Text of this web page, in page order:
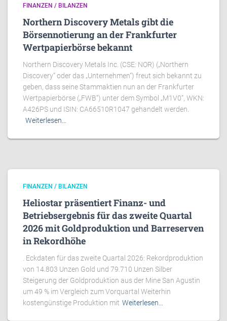
FINANZEN / BILANZEN
Northern Discovery Metals gibt die
Börsennotierung an der Frankfurter
Wertpapierbörse bekannt
Northern Discovery Metals Inc. (CSE: NOR) („Northern
Discovery“ oder das „Unternehmen“) freut sich bekannt zu
geben, dass seine Stammaktien nun an der Frankfurter
Wertpapierbörse („FWB“) unter dem Symbol „M1V0“, WKN:
A426PS und ISIN: CA66510R1047 gehandelt werden.
Weiterlesen…
FINANZEN / BILANZEN
Heliostar präsentiert Finanz- und
Betriebsergebnis für das zweite Quartal
2026 mit Goldproduktion und Barreserven
in Rekordhöhe
. Eckdaten für das zweite Quartal 2026: Rekordproduktion
von 14.803 Unzen Gold und 79.710 Unzen Silber
Steigerung der Goldproduktion aus der Mine San Agustin
um 49 % im Vergleich zum Vorquartal Weiterhin
kostengünstige Produktion mit Weiterlesen…